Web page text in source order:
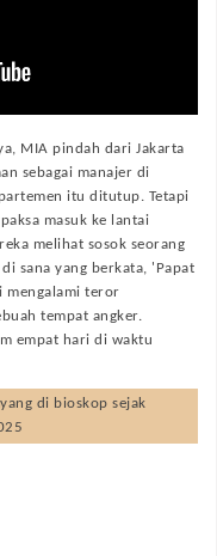
MIA pindah dari Jakarta
sebagai manajer di
itu ditutup. Tetapi
masuk ke lantai
melihat sosok seorang
sana yang berkata, 'Papat
mengalami teror
tempat angker.
empat hari di waktu
di bioskop sejak